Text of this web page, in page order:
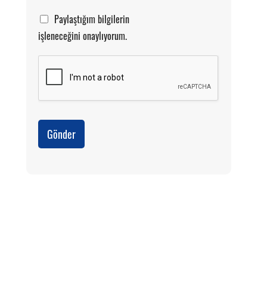
Paylaştığım bilgilerin
işleneceğini onaylıyorum.
Gönder